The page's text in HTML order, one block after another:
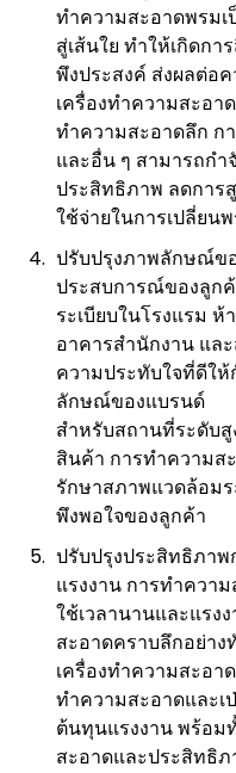
ทำความสะอาดพรมเ
สู่เส้นใย ทำให้เกิดก
พึงประสงค์ ส่งผลต่อ
เครื่องทำความสะอ
ทำความสะอาดลึก ก
และอื่น ๆ สามารถกำ
ประสิทธิภาพ ลดการ
ใช้จ่ายในการเปลี่ยน
ปรับปรุงภาพลักษณ์ข
ประสบการณ์ของลูก
ระเบียบในโรงแรม
อาคารสำนักงาน แล
ความประทับใจที่ดีใ
ลักษณ์ของแบรนด์
สำหรับสถานที่ระดับสู
สินค้า การทำความส
รักษาสภาพแวดล้อมร
พึงพอใจของลูกค้า
ปรับปรุงประสิทธิภา
แรงงาน การทำควา
ใช้เวลานานและแรง
สะอาดคราบลึกอย่าง
เครื่องทำความสะอ
ทำความสะอาดและเ
ต้นทุนแรงงาน พร้อม
สะอาดและประสิทธิภ